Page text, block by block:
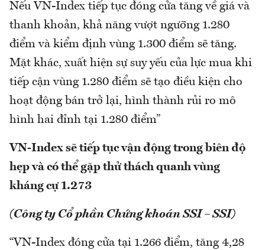
Nếu VN-Index tiếp tục đóng cửa tăng về giá và
thanh khoản, khả năng vượt ngưỡng 1.280
điểm và kiểm định vùng 1.300 điểm sẽ tăng.
Mặt khác, xuất hiện sự suy yếu của lực mua khi
tiếp cận vùng 1.280 điểm sẽ tạo điều kiện cho
hoạt động bán trở lại, hình thành rủi ro mô
hình hai đỉnh tại 1.280 điểm”
VN-Index sẽ tiếp tục vận động trong biên độ
hẹp và có thể gặp thử thách quanh vùng
kháng cự 1.273
(Công ty Cổ phần Chứng khoán SSI – SSI)
“VN-Index đóng cửa tại 1.266 điểm, tăng 4,28